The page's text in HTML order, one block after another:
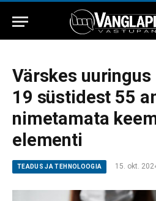
Värskes uuringus
19 süstidest 55
nimetamata
elementi
TEADUS JA TEHNOLOOGIA 15. okt.